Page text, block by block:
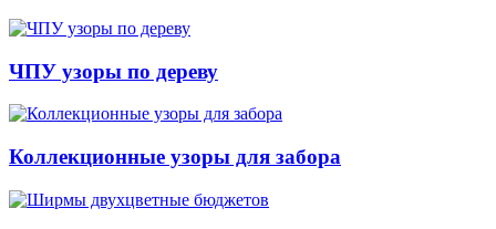
ЧПУ узоры по дереву
Коллекционные узоры для забора